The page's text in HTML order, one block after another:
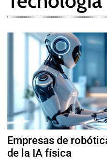
Empresas de
de la IA física